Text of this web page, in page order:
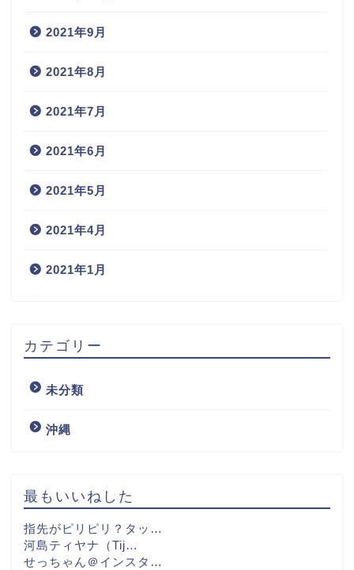
2021年9月
2021年8月
2021年7月
2021年6月
2021年5月
2021年4月
2021年1月
カテゴリー
未分類
沖縄
最もいいねした
指先がピリピリ？タッ…
河島ティヤナ（Tij…
せっちゃん＠インスタ…